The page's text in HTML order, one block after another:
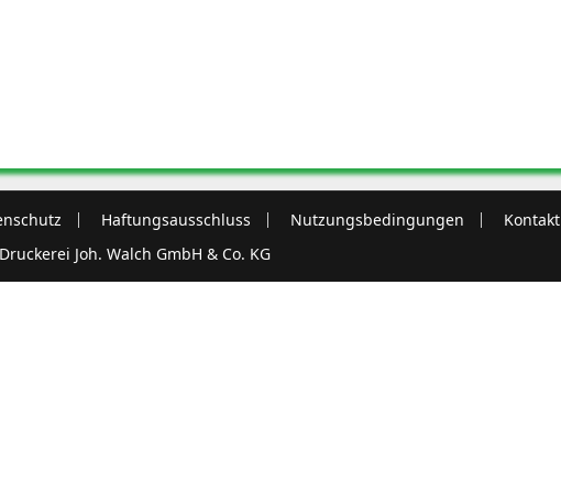
Haftungsausschluss Nutzungsbedingungen
Kontakt
Joh. Walch GmbH & Co. KG